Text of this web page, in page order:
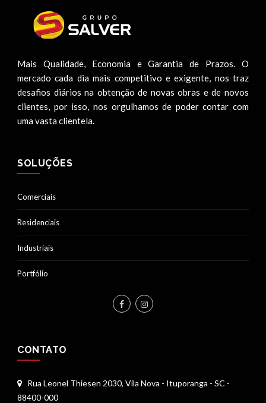
Mais Qualidade, Economia e Garantia de Prazos. O
mercado cada dia mais competitivo e exigente, nos traz
desafios diários na obtenção de novas obras e de novos
clientes, por isso, nos orgulhamos de poder contar com
uma vasta clientela.
SOLUÇÕES
Comerciais
Residenciais
Industriais
Portfólio
CONTATO
Rua Leonel Thiesen 2030, Vila Nova - Ituporanga - SC -
88400-000